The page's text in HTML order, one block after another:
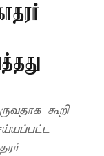
கூறி